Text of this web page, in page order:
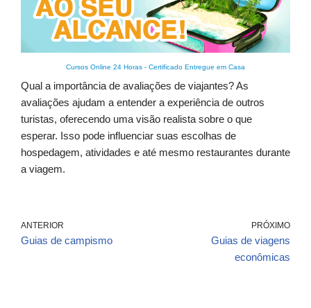
Cursos Online 24 Horas - Certificado Entregue em Casa
Qual a importância de avaliações de viajantes? As
avaliações ajudam a entender a experiência de outros
turistas, oferecendo uma visão realista sobre o que
esperar. Isso pode influenciar suas escolhas de
hospedagem, atividades e até mesmo restaurantes durante
a viagem.
ANTERIOR
Guias de campismo
PRÓXIMO
Guias de viagens
econômicas